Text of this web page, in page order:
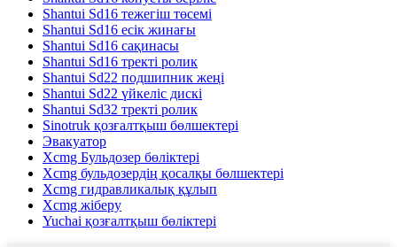
Shantui Sd16 тежегіш төсемі
Shantui Sd16 есік жинағы
Shantui Sd16 сақинасы
Shantui Sd16 тректі ролик
Shantui Sd22 подшипник жеңі
Shantui Sd22 үйкеліс дискі
Shantui Sd32 тректі ролик
Sinotruk қозғалтқыш бөлшектері
Эвакуатор
Xcmg Бульдозер бөліктері
Xcmg бульдозердің қосалқы бөлшектері
Xcmg гидравликалық құлып
Xcmg жіберу
Yuchai қозғалтқыш бөліктері